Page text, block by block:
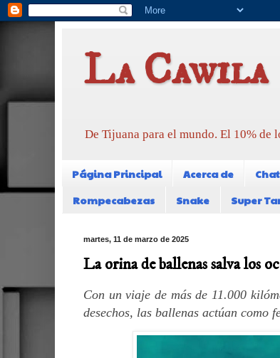
La Cawila
De Tijuana para el mundo. El 10% de
Página Principal Acerca de
Rompecabezas
Snake Super
martes, 11 de marzo de 2025
La orina de ballenas salva los
Con un viaje de más de 11.000
desechos, las ballenas actúan como